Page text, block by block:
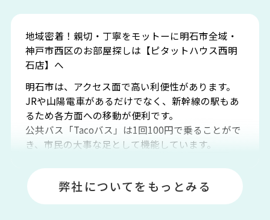
地域密着！親切・丁寧をモットーに明石市全域・
神戸市西区のお部屋探しは【ピタットハウス西明
石店】へ
明石市は、アクセス面で高い利便性があります。
JRや山陽電車があるだけでなく、新幹線の駅もあ
るため各方面への移動が便利です。
公共バス「Tacoバス」は1回100円で乗ることがで
き、市民の大事な足として機能しています。
場や釣りスポットが多くあります。JR「大久保
駅」周辺には、ビブレ・イオンをはじめとした買
い物施設も多くあり、買い物にも困りません。
弊社についてをもっとみる